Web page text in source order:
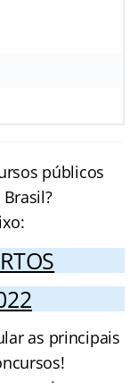
públicos
as principais